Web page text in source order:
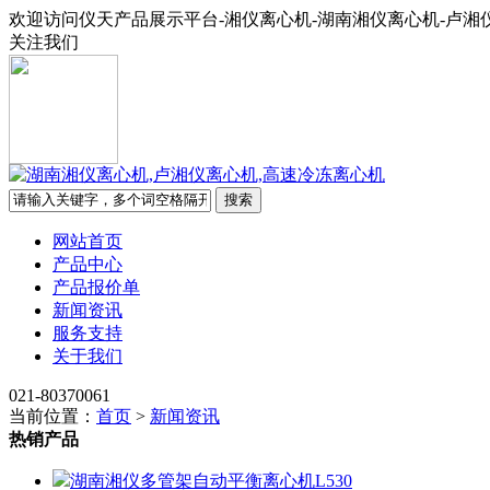
欢迎访问仪天产品展示平台-湘仪离心机-湖南湘仪离心机-卢湘
关注我们
网站首页
产品中心
产品报价单
新闻资讯
服务支持
关于我们
021-80370061
当前位置： 首页 > 新闻资讯
热销产品
湖南湘仪多管架自动平衡离心机L530